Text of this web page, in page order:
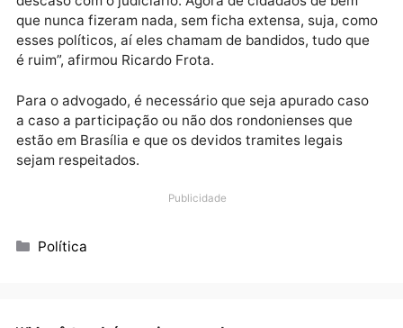
brasileira, pois, no momento em que o preso era o
o argumento é de que havia perseguição da Justiça,
mas quando trata-se de pessoas que pensam
“É dois pesos e duas medidas, a forma como a
esquerda fala do Lula, “ele é injustiçado, inocente,
condenado por um juiz parcial”, a forma era um
é ruim”, afirmou Ricardo Frota.
a caso a participação ou não dos rondonienses que